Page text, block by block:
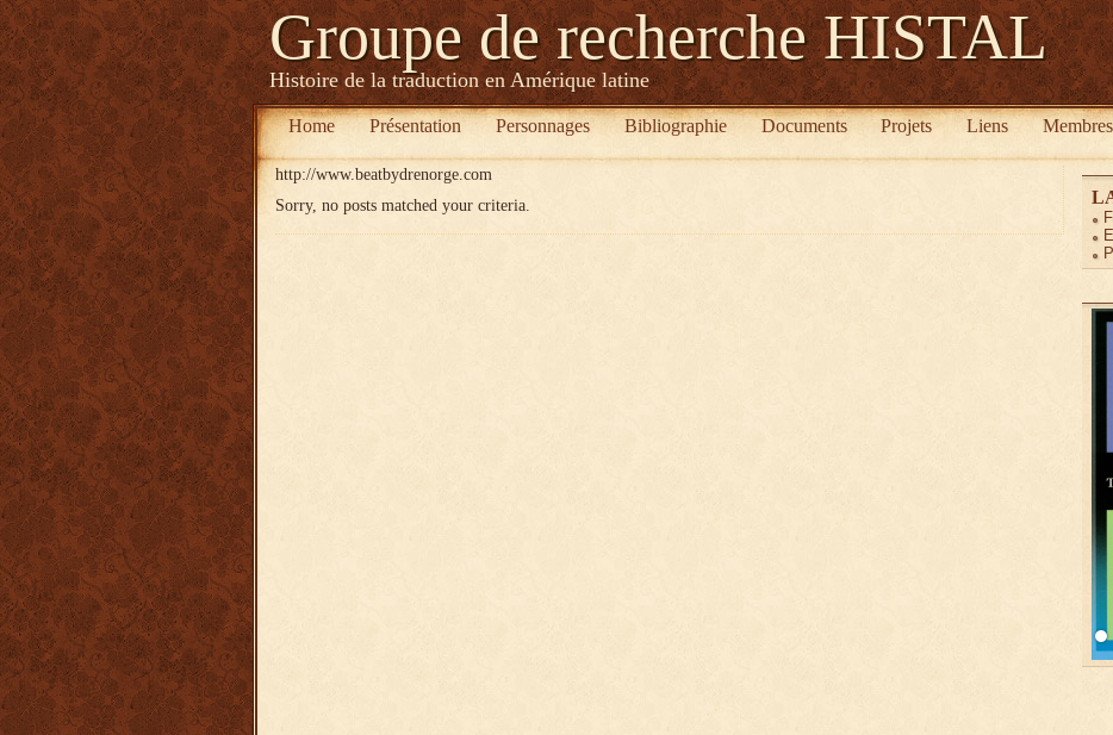
Groupe de recherche HISTAL
Histoire de la traduction en Amérique latine
Home Présentation Personnages Bibliographie Documents Projets Liens Membres
http://www.beatbydrenorge.com
Sorry, no posts matched your criteria.